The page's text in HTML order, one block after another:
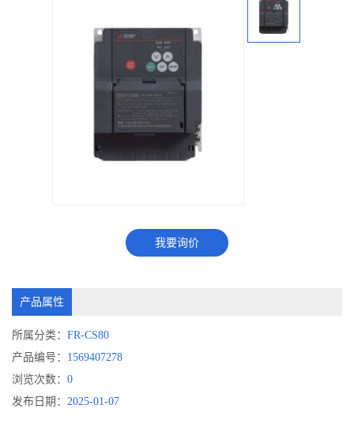
我要询价
产品属性
所属分类： FR-CS80
产品编号： 1569407278
浏览次数： 0
发布日期： 2025-01-07